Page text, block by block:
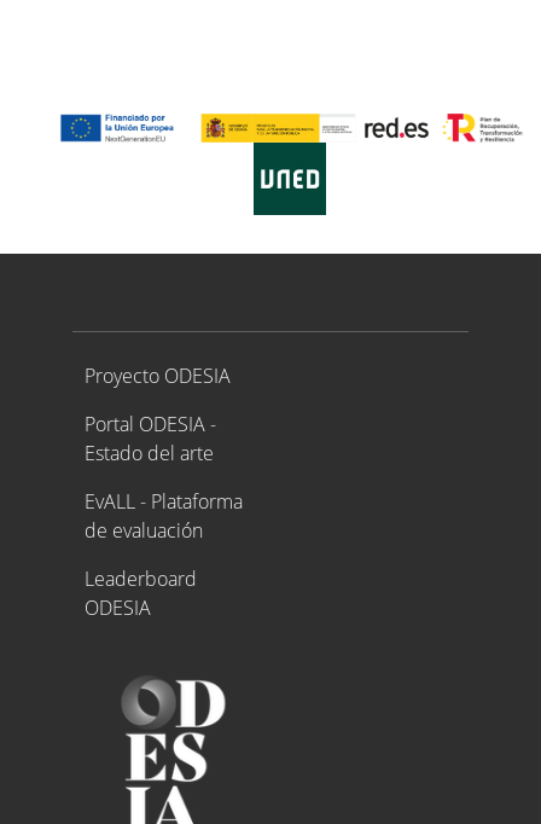
Proyecto ODESIA
Proyecto ODESIA
Portal ODESIA -
Estado del arte
EvALL - Plataforma
de evaluación
Leaderboard
ODESIA